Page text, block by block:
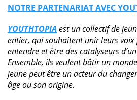
NOTRE PARTENARIAT AVEC
YOUTHTOPIA est un collectif de
entier, qui souhaitent unir leurs
entendre et être des catalyseurs
Ensemble, ils veulent bâtir un
jeune peut être un acteur du
âge ou son origine.